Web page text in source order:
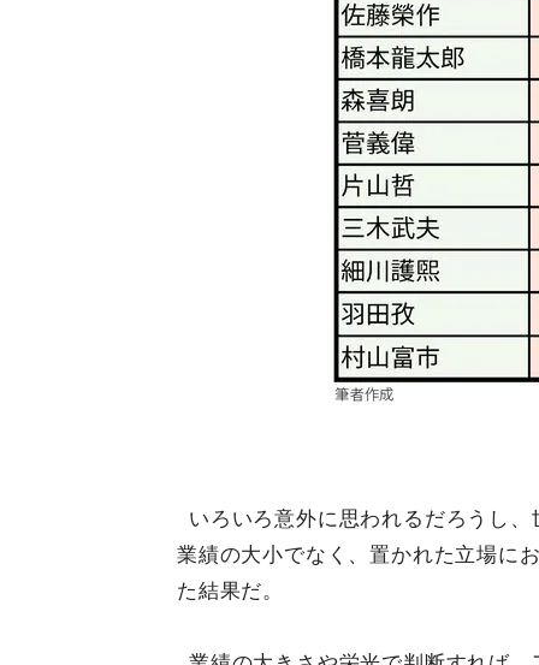
いろいろ意外に思われるだろうし
業績の大小でなく、置かれた立場に
た結果だ。